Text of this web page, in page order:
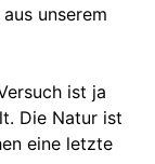
unserem
ist ja
Die Natur ist
eine letzte